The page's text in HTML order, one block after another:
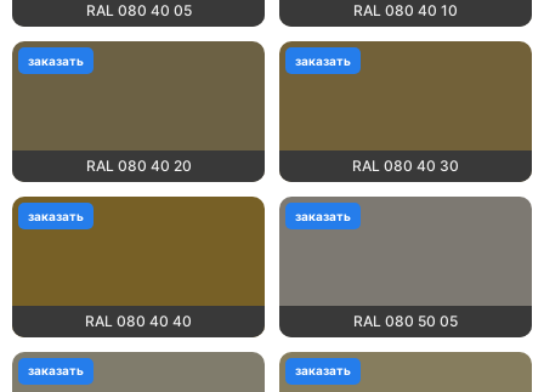
RAL 080 40 05 RAL 080 40 10
RAL 080 40 20
заказать
RAL 080 40 30
заказать
RAL 080 40 40
заказать
RAL 080 50 05
заказать
заказать заказать